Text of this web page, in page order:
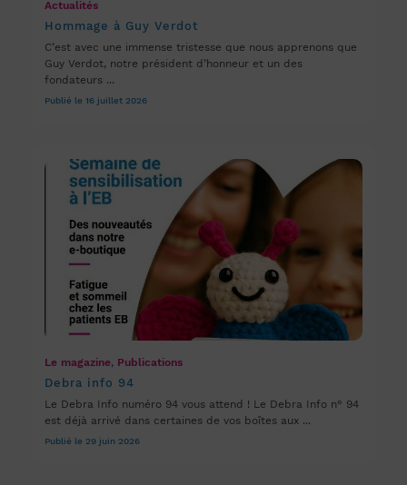
Actualités
Hommage à Guy Verdot
C’est avec une immense tristesse que nous apprenons que
Guy Verdot, notre président d’honneur et un des
fondateurs ...
Publié le 16 juillet 2026
Le magazine, Publications
Debra info 94
Le Debra Info numéro 94 vous attend ! Le Debra Info n° 94
est déjà arrivé dans certaines de vos boîtes aux ...
Publié le 29 juin 2026